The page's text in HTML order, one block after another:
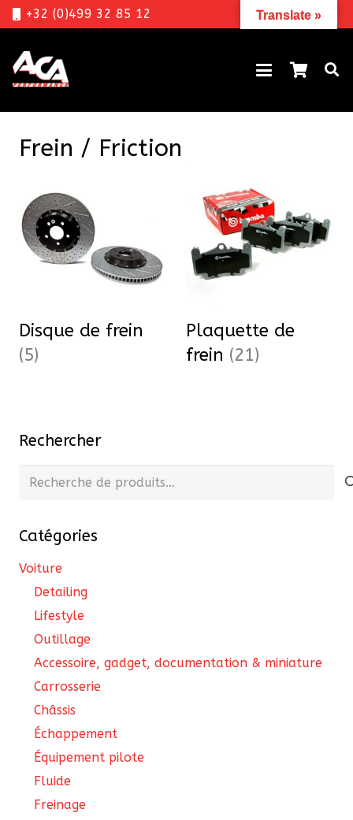
+32 (0)499 32 85 12
Frein / Friction
Disque de frein
(5)
Plaquette de
frein (21)
Rechercher
Recherche
Catégories
Voiture
Detailing
Lifestyle
Outillage
Accessoire, gadget, documentation & miniature
Carrosserie
Châssis
Échappement
Équipement pilote
Fluide
Freinage
Translate »